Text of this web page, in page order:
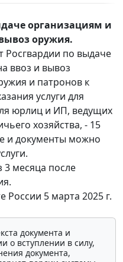
организациям и
оружия.
Росгвардии по выдаче
ввоз и вывоз
и патронов к
услуги для
юрлиц и ИП, ведущих
хозяйства, - 15
и документы можно
3 месяца после
5 марта 2025 г.
документа и
о вступлении в силу,
документа,